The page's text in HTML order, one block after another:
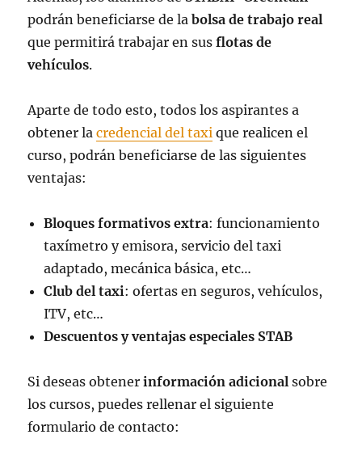
podrán beneficiarse de labolsa de trabajo real
que permitirá trabajar en susflotas de
vehículos.
Aparte de todo esto, todos los aspirantes a
obtener lacredencial del taxi que realicen el
curso, podrán beneficiarse de las siguientes
ventajas:
Bloques formativos extra: funcionamiento
taxímetro y emisora, servicio del taxi
adaptado, mecánica básica, etc…
Club del taxi: ofertas en seguros, vehículos,
ITV, etc…
Descuentos y ventajas especiales STAB
Si deseas obtenerinformación adicionalsobre
los cursos, puedes rellenar el siguiente
formulario de contacto: